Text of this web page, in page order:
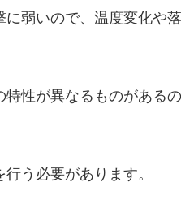
弱いので、温度変化や
性が異なるものがある
う必要があります。